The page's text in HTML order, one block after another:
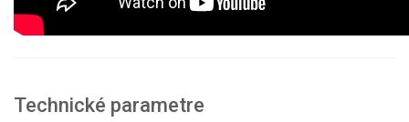
Technické parametre